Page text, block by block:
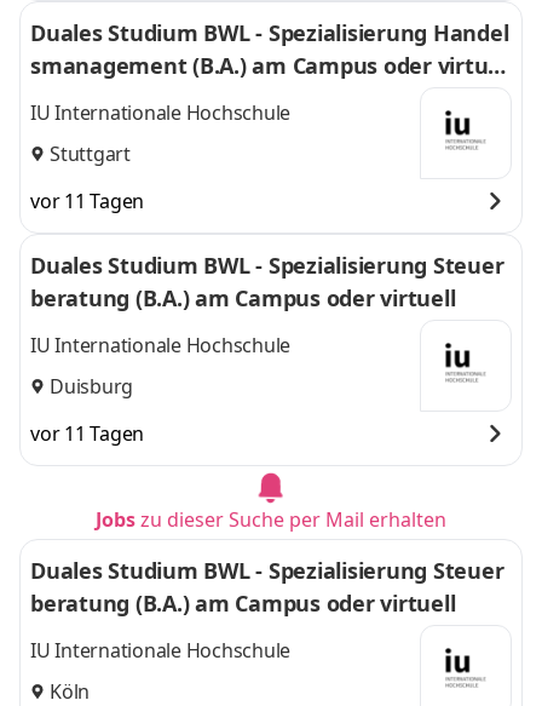
Duales Studium BWL - Spezialisierung Handel
smanagement (B.A.) am Campus oder virtuel
l
IU Internationale Hochschule
Stuttgart
vor 11 Tagen
Duales Studium BWL - Spezialisierung Steuer
beratung (B.A.) am Campus oder virtuell
IU Internationale Hochschule
Duisburg
vor 11 Tagen
Jobszu dieser Suche per Mail erhalten
Duales Studium BWL - Spezialisierung Steuer
beratung (B.A.) am Campus oder virtuell
IU Internationale Hochschule
Köln